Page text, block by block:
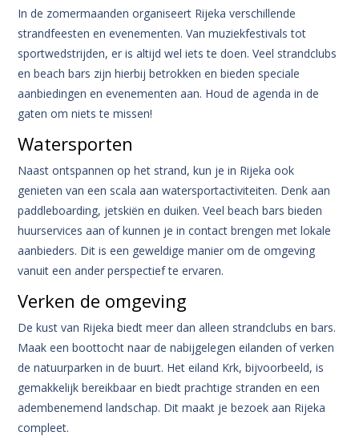
In de zomermaanden organiseert Rijeka verschillende
strandfeesten en evenementen. Van muziekfestivals tot
sportwedstrijden, er is altijd wel iets te doen. Veel strandclubs
en beach bars zijn hierbij betrokken en bieden speciale
aanbiedingen en evenementen aan. Houd de agenda in de
gaten om niets te missen!
Watersporten
Naast ontspannen op het strand, kun je in Rijeka ook
genieten van een scala aan watersportactiviteiten. Denk aan
paddleboarding, jetskiën en duiken. Veel beach bars bieden
huurservices aan of kunnen je in contact brengen met lokale
aanbieders. Dit is een geweldige manier om de omgeving
vanuit een ander perspectief te ervaren.
Verken de omgeving
De kust van Rijeka biedt meer dan alleen strandclubs en bars.
Maak een boottocht naar de nabijgelegen eilanden of verken
de natuurparken in de buurt. Het eiland Krk, bijvoorbeeld, is
gemakkelijk bereikbaar en biedt prachtige stranden en een
adembenemend landschap. Dit maakt je bezoek aan Rijeka
compleet.